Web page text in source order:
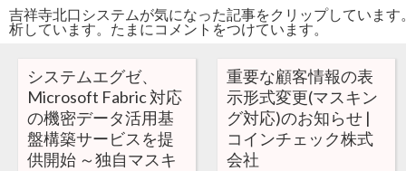
吉祥寺北口システムが気になった記事をクリップしていま
析しています。たまにコメントをつけています。
システムエグゼ、
Microsoft Fabric 対応
の機密データ活用基
盤構築サービスを提
供開始 ～独自マスキ
重要な顧客情報の表
示形式変更(マスキン
グ対応)のお知らせ |
コインチェック株式
会社